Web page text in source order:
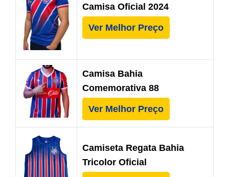
Camisa Oficial 2024
Ver Melhor Preço
Camisa Bahia
Comemorativa 88
Ver Melhor Preço
Camiseta Regata Bahia
Tricolor Oficial